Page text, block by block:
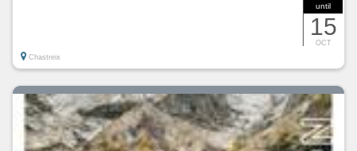
until
15
OCT
Chastreix